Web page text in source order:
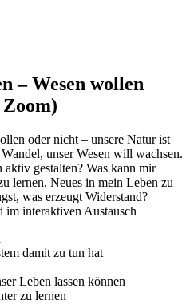
– Wesen wollen
oder nicht – unsere Natur ist
unser Wesen will wachsen.
gestalten? Was kann mir
lernen, Neues in mein Leben zu
was erzeugt Widerstand?
im interaktiven Austausch
damit zu tun hat
Leben lassen können
zu lernen